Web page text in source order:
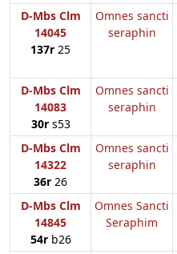
D-Mbs Clm
14045
137r 25
Omnes sancti
seraphin
D-Mbs Clm
14083
30rs53
Omnes sancti
seraphin
D-Mbs Clm
14322
36r 26
Omnes sancti
seraphin
D-Mbs Clm
14845
54rb26
Omnes Sancti
Seraphim